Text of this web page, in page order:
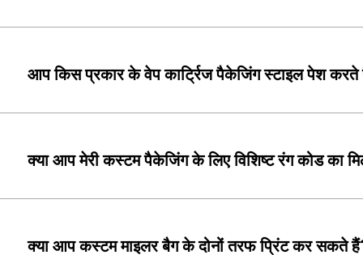
आप किस प्रकार के वेप कार्ट्रिज पैकेजिंग स्टाइल पेश करते
क्या आप मेरी कस्टम पैकेजिंग के लिए विशिष्ट रंग कोड का
क्या आप कस्टम माइलर बैग के दोनों तरफ प्रिंट कर सकते